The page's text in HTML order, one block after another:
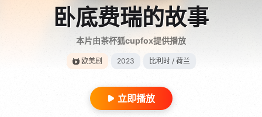
卧底费瑞的故事
本片由茶杯狐cupfox提供播放
欧美剧 2023 比利时 / 荷兰
立即播放